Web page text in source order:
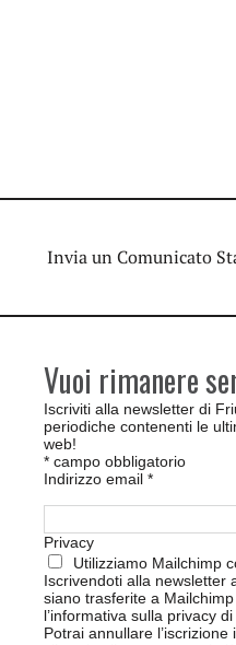
Invia un Comunicato
Vuoi rimanere
Iscriviti alla newsletter di
periodiche contenenti le
web!
* campo obbligatorio
Indirizzo email *
Privacy
Utilizziamo Mailchimp
Iscrivendoti alla newsletter
siano trasferite a
l’informativa sulla privacy
Potrai annullare